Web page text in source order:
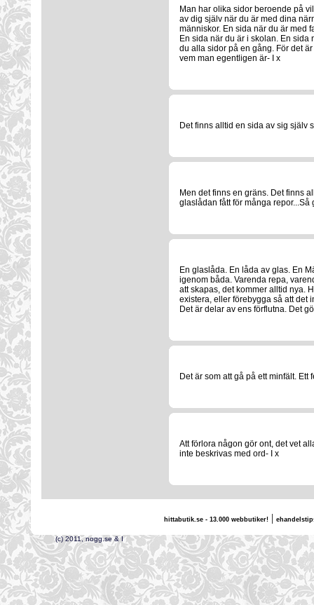
Man har olika sidor beroende på
av dig själv när du är med dina
människor. En sida när du är med
En sida när du är i skolan. En sida
du alla sidor på en gång. För det
vem man egentligen är- I x
Det finns alltid en sida av sig själv
Men det finns en gräns. Det finns
glaslådan fått för många repor...Så
En glaslåda. En låda av glas. En
igenom båda. Varenda repa,
att skapas, det kommer alltid nya.
existera, eller förebygga så att det
Det är delar av ens förflutna. Det
Det är som att gå på ett minfält. Ett
Att förlora någon gör ont, det vet
inte beskrivas med ord- I x
hittabutik.se - 13.000 webbutiker!|
(c) 2011, nogg.se & I